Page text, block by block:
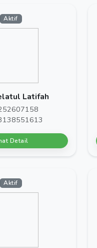
Aktif
Latifah
Detail
Aktif